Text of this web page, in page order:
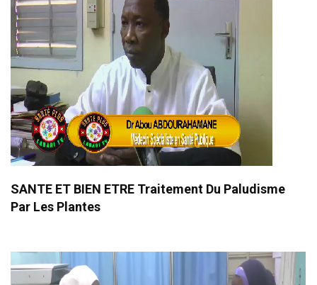
SANTE ET BIEN ETRE Traitement Du Paludisme
Par Les Plantes